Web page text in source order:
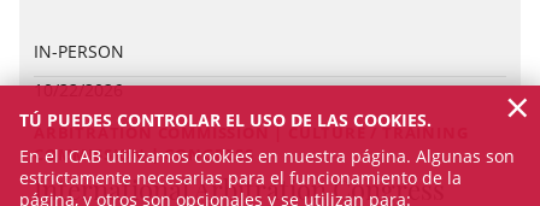
IN-PERSON
10/22/2026
ARBITRATION COMMISSION | CULTURE / TRAINING
COMMISSION | CONGRESS
International Arbitration Congress
TÚ PUEDES CONTROLAR EL USO DE LAS COOKIES.
En el ICAB utilizamos cookies en nuestra página. Algunas son
estrictamente necesarias para el funcionamiento de la
página, y otros son opcionales y se utilizan para:
×